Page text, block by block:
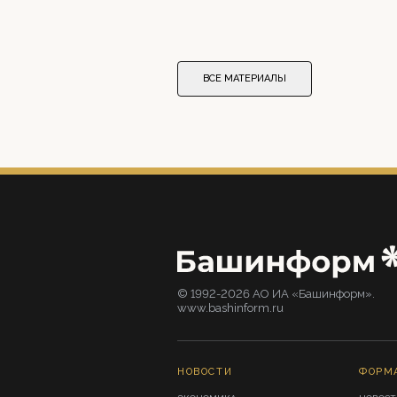
ВСЕ МАТЕРИАЛЫ
© 1992-2026 АО ИА «Башинформ».
www.bashinform.ru
НОВОСТИ